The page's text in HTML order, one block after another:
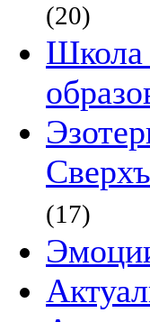
(20)
Школа
(17)